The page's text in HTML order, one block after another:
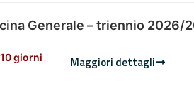
Generale – triennio 2026/
giorni Maggiori dettagli